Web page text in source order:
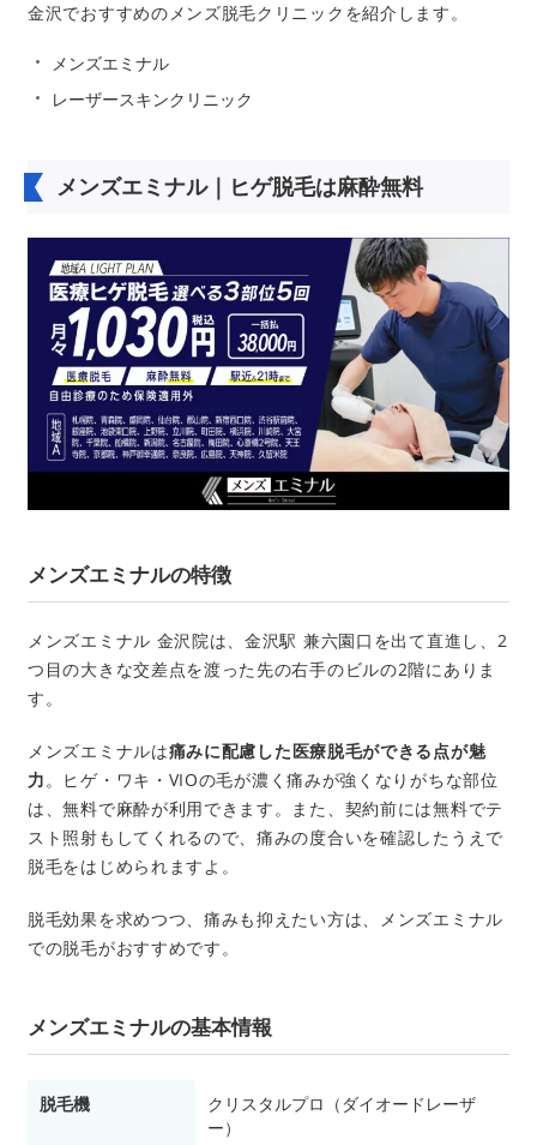
金沢でおすすめのメンズ脱毛クリニックを紹介します。
メンズエミナル
レーザースキンクリニック
メンズエミナル｜ヒゲ脱毛は麻酔無料
メンズエミナルの特徴
メンズエミナル 金沢院は、金沢駅 兼六園口を出て直進し、2
つ目の大きな交差点を渡った先の右手のビルの2階にありま
す。
メンズエミナルは痛みに配慮した医療脱毛ができる点が魅
力 。ヒゲ・ワキ・VIOの毛が濃く痛みが強くなりがちな部位
は、無料で麻酔が利用できます。また、契約前には無料でテ
スト照射もしてくれるので、痛みの度合いを確認したうえで
脱毛をはじめられますよ。
脱毛効果を求めつつ、痛みも抑えたい方は、メンズエミナル
での脱毛がおすすめです。
メンズエミナルの基本情報
脱毛機
クリスタルプロ（ダイオードレーザ
ー）